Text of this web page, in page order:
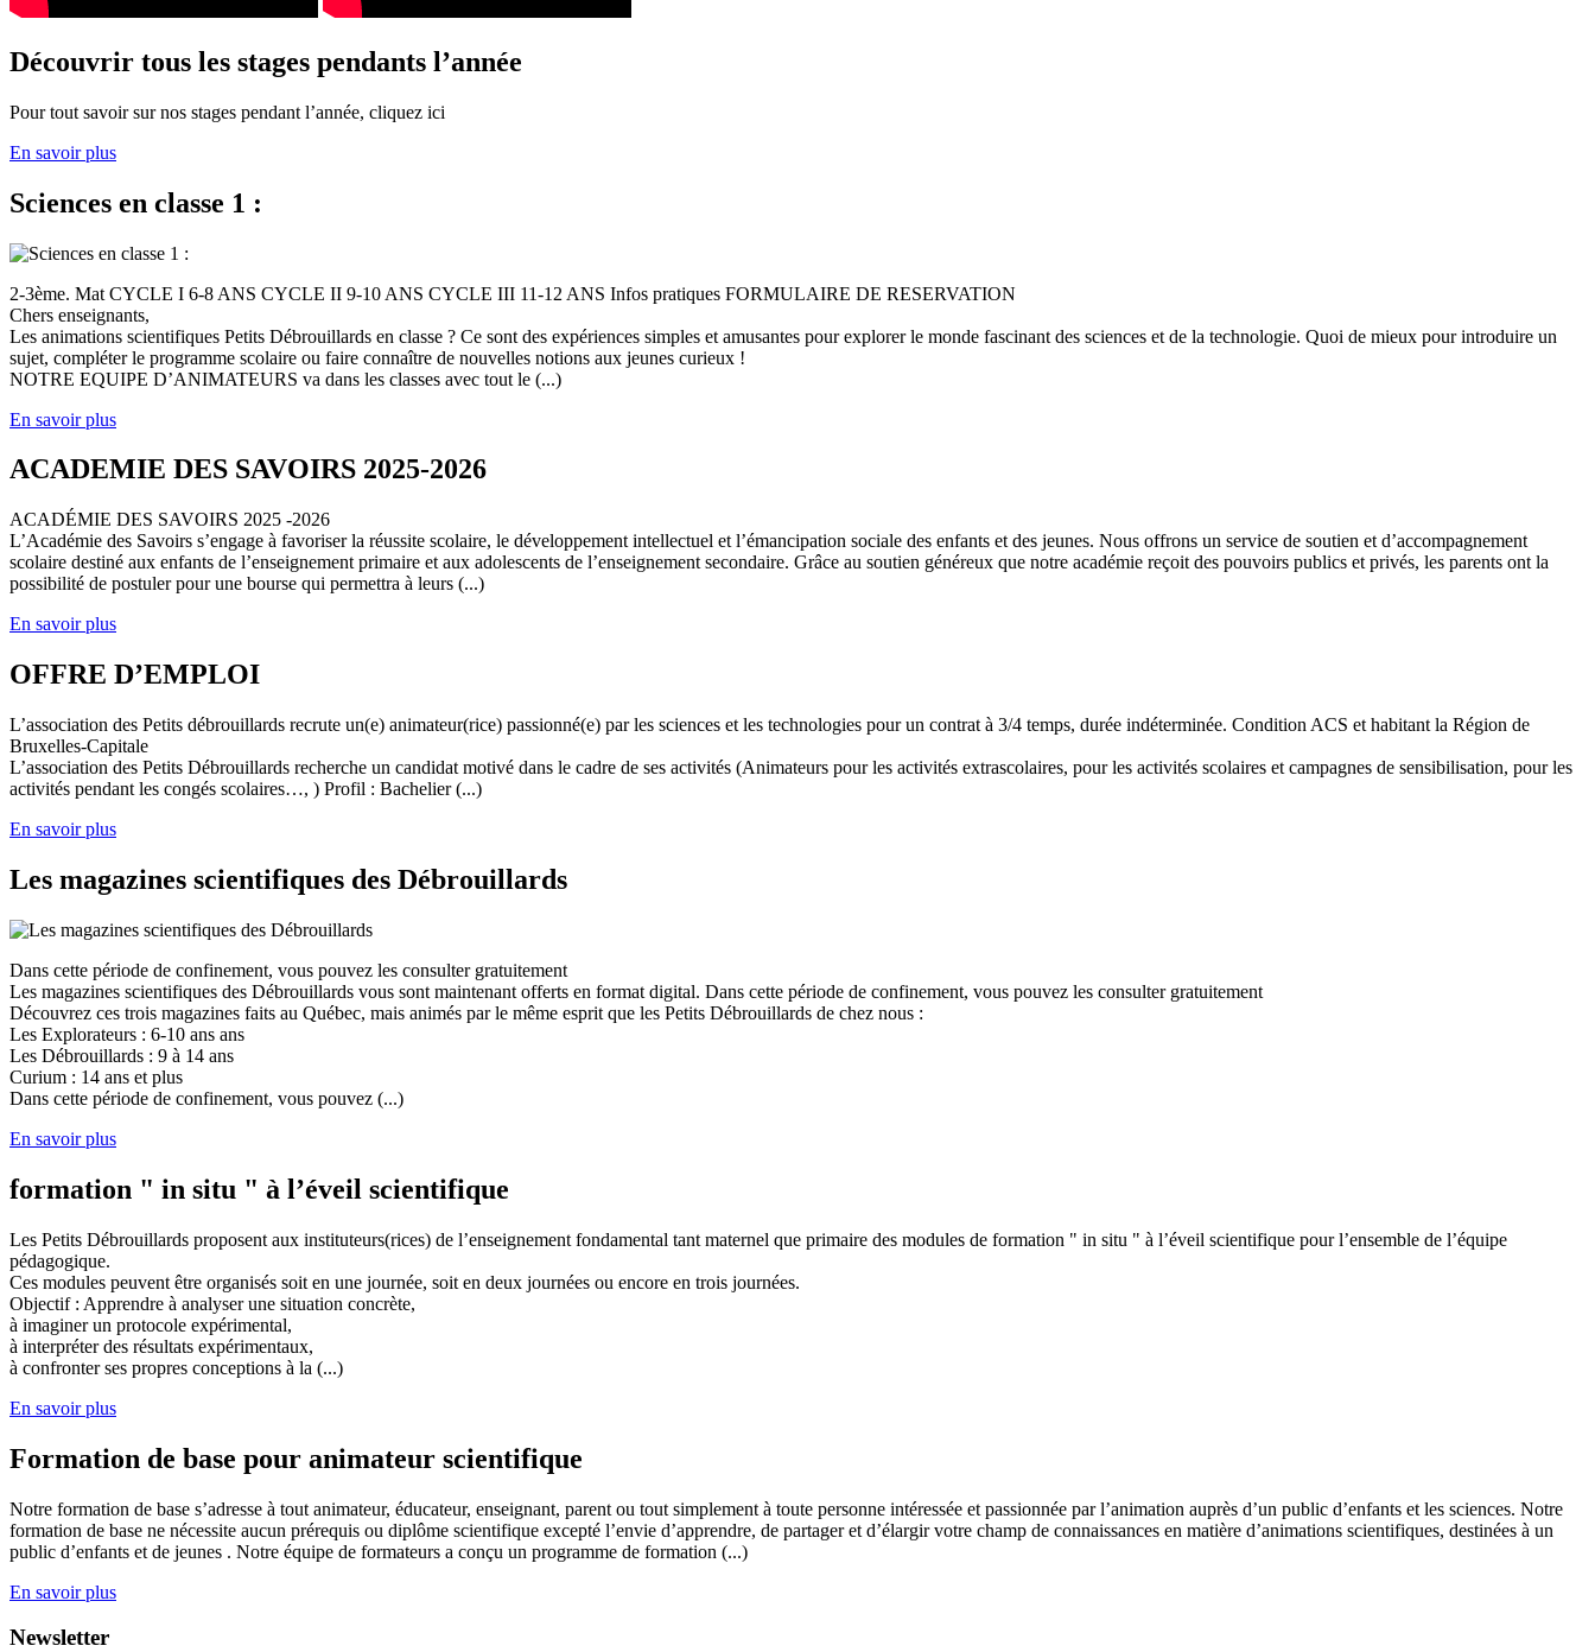
Découvrir tous les stages pendants l’année
Pour tout savoir sur nos stages pendant l’année, cliquez ici
En savoir plus
Sciences en classe 1 :
2-3ème. Mat CYCLE I 6-8 ANS CYCLE II 9-10 ANS CYCLE III 11-12 ANS Infos pratiques FORMULAIRE DE RESERVATION
Chers enseignants,
Les animations scientifiques Petits Débrouillards en classe ? Ce sont des expériences simples et amusantes pour explorer le monde fascinant des sciences et de la technologie. Quoi de mieux pour introduire un
sujet, compléter le programme scolaire ou faire connaître de nouvelles notions aux jeunes curieux !
NOTRE EQUIPE D’ANIMATEURS va dans les classes avec tout le (...)
En savoir plus
ACADEMIE DES SAVOIRS 2025-2026
ACADÉMIE DES SAVOIRS 2025 -2026
L’Académie des Savoirs s’engage à favoriser la réussite scolaire, le développement intellectuel et l’émancipation sociale des enfants et des jeunes. Nous offrons un service de soutien et d’accompagnement
scolaire destiné aux enfants de l’enseignement primaire et aux adolescents de l’enseignement secondaire. Grâce au soutien généreux que notre académie reçoit des pouvoirs publics et privés, les parents ont la
possibilité de postuler pour une bourse qui permettra à leurs (...)
En savoir plus
OFFRE D’EMPLOI
L’association des Petits débrouillards recrute un(e) animateur(rice) passionné(e) par les sciences et les technologies pour un contrat à 3/4 temps, durée indéterminée. Condition ACS et habitant la Région de
Bruxelles-Capitale
L’association des Petits Débrouillards recherche un candidat motivé dans le cadre de ses activités (Animateurs pour les activités extrascolaires, pour les activités scolaires et campagnes de sensibilisation, pour les
activités pendant les congés scolaires…, ) Profil : Bachelier (...)
En savoir plus
Les magazines scientifiques des Débrouillards
Dans cette période de confinement, vous pouvez les consulter gratuitement
Les magazines scientifiques des Débrouillards vous sont maintenant offerts en format digital. Dans cette période de confinement, vous pouvez les consulter gratuitement
Découvrez ces trois magazines faits au Québec, mais animés par le même esprit que les Petits Débrouillards de chez nous :
Les Explorateurs : 6-10 ans ans
Les Débrouillards : 9 à 14 ans
Curium : 14 ans et plus
Dans cette période de confinement, vous pouvez (...)
En savoir plus
formation " in situ " à l’éveil scientifique
Les Petits Débrouillards proposent aux instituteurs(rices) de l’enseignement fondamental tant maternel que primaire des modules de formation " in situ " à l’éveil scientifique pour l’ensemble de l’équipe
pédagogique.
Ces modules peuvent être organisés soit en une journée, soit en deux journées ou encore en trois journées.
Objectif : Apprendre à analyser une situation concrète,
à imaginer un protocole expérimental,
à interpréter des résultats expérimentaux,
à confronter ses propres conceptions à la (...)
En savoir plus
Formation de base pour animateur scientifique
Notre formation de base s’adresse à tout animateur, éducateur, enseignant, parent ou tout simplement à toute personne intéressée et passionnée par l’animation auprès d’un public d’enfants et les sciences. Notre
formation de base ne nécessite aucun prérequis ou diplôme scientifique excepté l’envie d’apprendre, de partager et d’élargir votre champ de connaissances en matière d’animations scientifiques, destinées à un
public d’enfants et de jeunes . Notre équipe de formateurs a conçu un programme de formation (...)
En savoir plus
Newsletter